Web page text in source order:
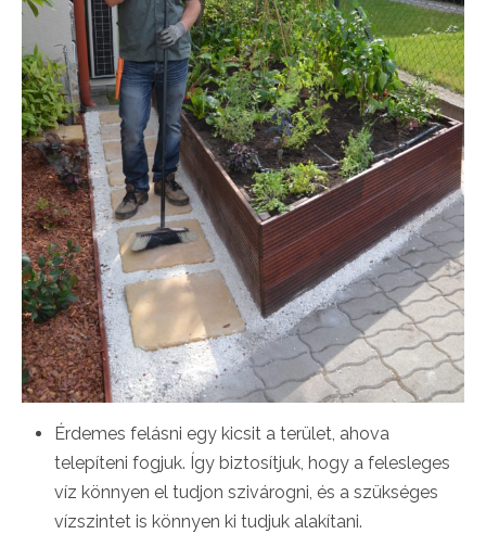
Érdemes felásni egy kicsit a terület, ahova
telepíteni fogjuk. Így biztosítjuk, hogy a felesleges
víz könnyen el tudjon szivárogni, és a szükséges
vízszintet is könnyen ki tudjuk alakítani.